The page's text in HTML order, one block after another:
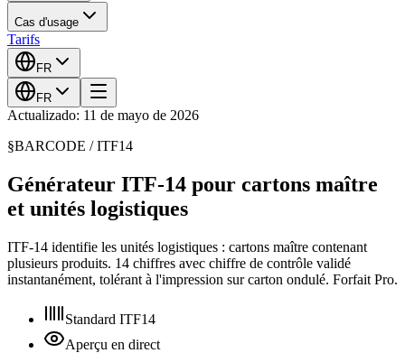
Cas d'usage
Tarifs
FR
FR
Actualizado: 11 de mayo de 2026
§BARCODE /ITF14
Générateur ITF-14 pour cartons maître
et unités logistiques
ITF-14 identifie les unités logistiques : cartons maître contenant
plusieurs produits. 14 chiffres avec chiffre de contrôle validé
instantanément, tolérant à l'impression sur carton ondulé. Forfait Pro.
Standard ITF14
Aperçu en direct